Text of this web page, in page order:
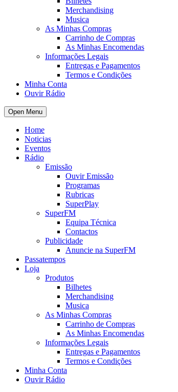
Merchandising
Musica
As Minhas Compras
Carrinho de Compras
As Minhas Encomendas
Informações Legais
Entregas e Pagamentos
Termos e Condições
Minha Conta
Ouvir Rádio
Open Menu
Home
Noticias
Eventos
Rádio
Emissão
Ouvir Emissão
Programas
Rubricas
SuperPlay
SuperFM
Equipa Técnica
Contactos
Publicidade
Anuncie na SuperFM
Passatempos
Loja
Produtos
Bilhetes
Merchandising
Musica
As Minhas Compras
Carrinho de Compras
As Minhas Encomendas
Informações Legais
Entregas e Pagamentos
Termos e Condições
Minha Conta
Ouvir Rádio